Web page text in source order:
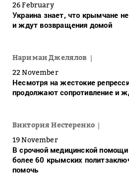
26 February
Украина знает, что крымчане
и ждут возвращения домой
Нариман Джелялов
22 November
Несмотря на жестокие
продолжают сопротивление и
Виктория Нестеренко
19 November
В срочной медицинской
более 60 крымских
помочь